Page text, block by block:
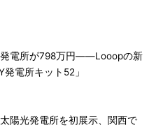
電所が798万円――Looopの新
電所キット52」
陽光発電所を初展示、関西で